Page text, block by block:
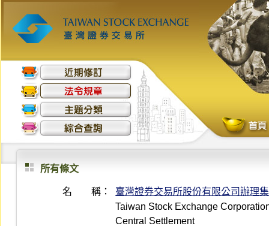
所有條文
名 稱：
臺灣證券交易所股份有限公司辦理
Taiwan Stock Exchange
Central Settlement